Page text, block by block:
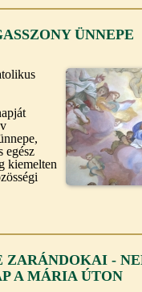
ÜNNEPE
egész
kiemelten
ZARÁNDOKAI -
A MÁRIA ÚTON